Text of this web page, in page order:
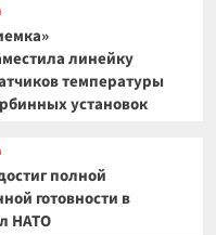
линейку
температуры
установок
полной
готовности в
НАТО